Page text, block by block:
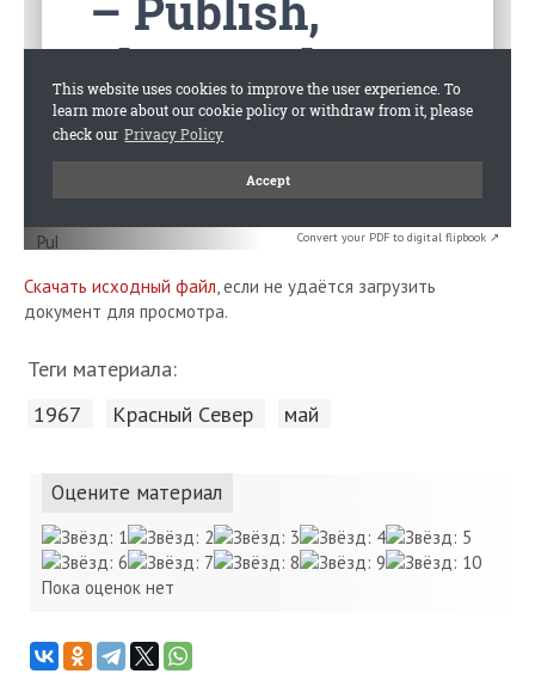
Convert your PDF to digital flipbook ↗
Скачать исходный файл, если не удаётся загрузить
документ для просмотра.
Теги материала:
1967 Красный Cевер май
Оцените материал
Пока оценок нет